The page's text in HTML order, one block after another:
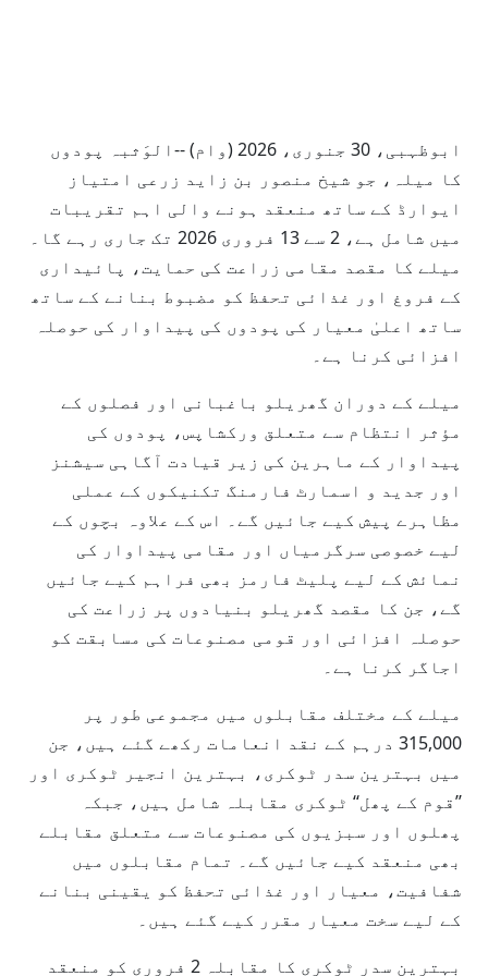
ابوظہبی، 30 جنوری، 2026 (وام) --الوَثبہ پودوں
کا میلہ، جو شیخ منصور بن زاید زرعی امتیاز
ایوارڈ کے ساتھ منعقد ہونے والی اہم تقریبات
میں شامل ہے، 2 سے 13 فروری 2026 تک جاری رہے گا۔
میلے کا مقصد مقامی زراعت کی حمایت، پائیداری
کے فروغ اور غذائی تحفظ کو مضبوط بنانے کے ساتھ
ساتھ اعلیٰ معیار کی پودوں کی پیداوار کی حوصلہ
افزائی کرنا ہے۔
میلے کے دوران گھریلو باغبانی اور فصلوں کے
مؤثر انتظام سے متعلق ورکشاپس، پودوں کی
پیداوار کے ماہرین کی زیر قیادت آگاہی سیشنز
اور جدید و اسمارٹ فارمنگ تکنیکوں کے عملی
مظاہرے پیش کیے جائیں گے۔ اس کے علاوہ بچوں کے
لیے خصوصی سرگرمیاں اور مقامی پیداوار کی
نمائش کے لیے پلیٹ فارمز بھی فراہم کیے جائیں
گے، جن کا مقصد گھریلو بنیادوں پر زراعت کی
حوصلہ افزائی اور قومی مصنوعات کی مسابقت کو
اجاگر کرنا ہے۔
میلے کے مختلف مقابلوں میں مجموعی طور پر
315,000 درہم کے نقد انعامات رکھے گئے ہیں، جن
میں بہترین سدر ٹوکری، بہترین انجیر ٹوکری اور
’’قوم کے پھل‘‘ ٹوکری مقابلہ شامل ہیں، جبکہ
پھلوں اور سبزیوں کی مصنوعات سے متعلق مقابلے
بھی منعقد کیے جائیں گے۔ تمام مقابلوں میں
شفافیت، معیار اور غذائی تحفظ کو یقینی بنانے
کے لیے سخت معیار مقرر کیے گئے ہیں۔
بہترین سدر ٹوکری کا مقابلہ 2 فروری کو منعقد